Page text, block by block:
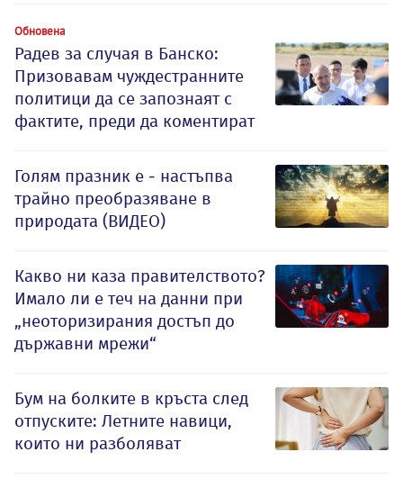
Обновена
Радев за случая в Банско:
Призовавам чуждестранните
политици да се запознаят с
фактите, преди да коментират
Голям празник е - настъпва
трайно преобразяване в
природата (ВИДЕО)
Какво ни каза правителството?
Имало ли е теч на данни при
„неоторизирания достъп до
държавни мрежи“
Бум на болките в кръста след
отпуските: Летните навици,
които ни разболяват